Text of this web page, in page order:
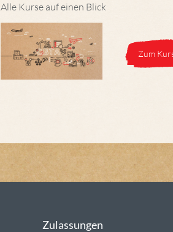
Alle Kurse auf einen Blick
Zum
Zulassungen